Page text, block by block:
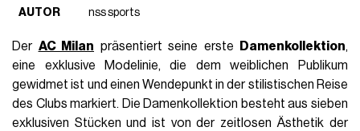
AUTOR
nss sports
Der AC Milan präsentiert seine erste Damenkollektion,
eine exklusive Modelinie, die dem weiblichen Publikum
gewidmet ist und einen Wendepunkt in der stilistischen Reise
des Clubs markiert. Die Damenkollektion besteht aus sieben
exklusiven Stücken und ist von der zeitlosen Ästhetik der